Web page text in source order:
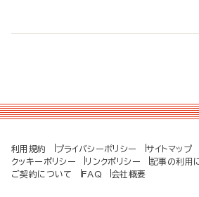
利用規約 プライバシーポリシー サイトマップ
クッキーポリシー
リンクポリシー 記事の利用
ご契約について
FAQ 会社概要